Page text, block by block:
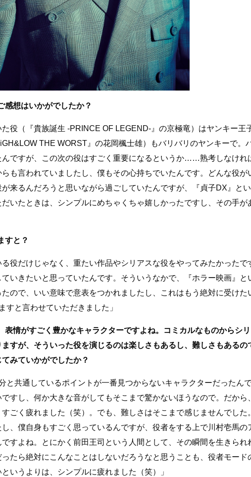
想はいかがでしたか？
た役（『貴族誕生 -PRINCE OF LEGEND-』の京極竜）はヤンキー王
THE WORST』の花岡楓士雄）もバリバリのヤンキーで。
んですが、この次の役はすごく重要になるというか……熟考しなけれ
も言われていましたし、僕もその心持ちでいたんです。どんな役が
来るんだろうと思いながら過ごしていたんですが、『貞子DX』とい
いたときは、シンプルにめちゃくちゃ嬉しかったですし、その手が
すと？
る役だけじゃなく、重たい作品やシリアスな役をやってみたかったで
いきたいと思っていたんです。そういうなかで、『ホラー映画』と
ので、いい意味で意表をつかれましたし、これはもう絶対に受けた
すと言わせていただきました」
情がすごく豊かなキャラクターですよね。コミカルなものからシリ
すが、そういった役を演じるのは楽しさもあるし、難しさもあるの
みていかがでしたか？
と共通しているポイントが一番見つからないキャラクターだったん
すし、何か大きな音がしてもそこまで驚かないほうなので。だから、
ごく疲れました（笑）。でも、難しさはそこまで感じませんでした。
、僕自身もすごく思っているんですが、役者をする上で川村壱馬の
すよね。とにかく前田王司という人間として、その瞬間を生きられ
たら絶対にこんなことはしないだろうなと思うことも、役者モード
いうよりは、シンプルに疲れました（笑）」